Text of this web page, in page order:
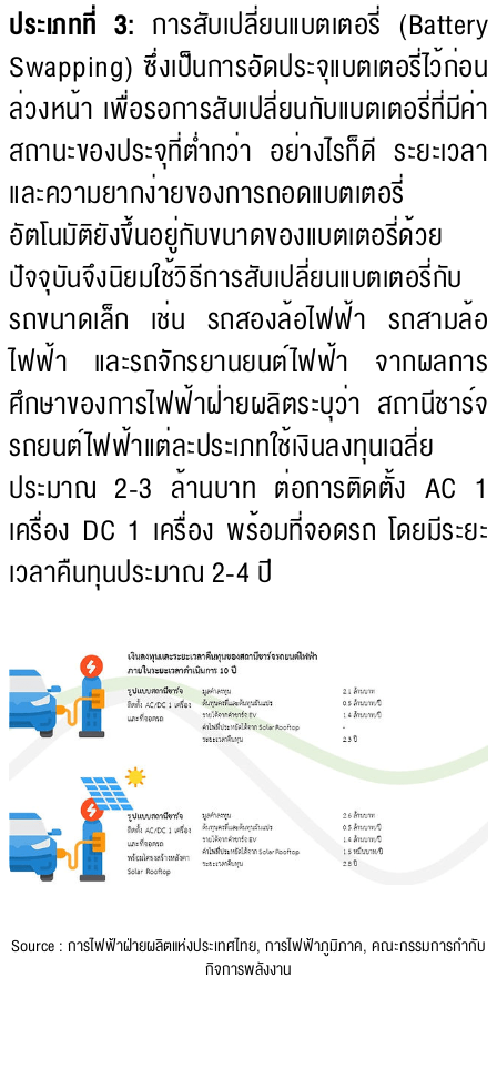
ประเภทที่ 3: การสับเปลี่ยนแบตเตอรี่ (Battery
Swapping) ซึ่งเป็นการอัดประจุแบตเตอรี่ไว้ก่อน
ล่วงหน้า เพื่อรอการสับเปลี่ยนกับแบตเตอรี่ที่มีค่า
สถานะของประจุที่ต่ำกว่า อย่างไรก็ดี ระยะเวลา
และความยากง่ายของการถอดแบตเตอรี่
อัตโนมัติยังขึ้นอยู่กับขนาดของแบตเตอรี่ด้วย
ปัจจุบันจึงนิยมใช้วิธีการสับเปลี่ยนแบตเตอรี่กับ
รถขนาดเล็ก เช่น รถสองล้อไฟฟ้า รถสามล้อ
ไฟฟ้า และรถจักรยานยนต์ไฟฟ้า จากผลการ
ศึกษาของการไฟฟ้าฝ่ายผลิตระบุว่า สถานีชาร์จ
รถยนต์ไฟฟ้าแต่ละประเภทใช้เงินลงทุนเฉลี่ย
ประมาณ 2-3 ล้านบาท ต่อการติดตั้ง AC 1
เครื่อง DC 1 เครื่อง พร้อมที่จอดรถ โดยมีระยะ
เวลาคืนทุนประมาณ 2-4 ปี
Source : การไฟฟ้าฝ่ายผลิตแห่งประเทศไทย, การไฟฟ้าภูมิภาค, คณะกรรมการกำกับ
กิจการพลังงาน